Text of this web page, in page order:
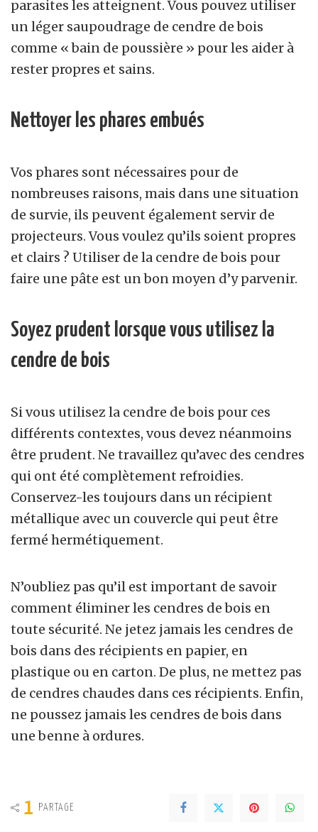
parasites les atteignent. Vous pouvez utiliser
un léger saupoudrage de cendre de bois
comme « bain de poussière » pour les aider à
rester propres et sains.
Nettoyer les phares embués
Vos phares sont nécessaires pour de
nombreuses raisons, mais dans une situation
de survie, ils peuvent également servir de
projecteurs. Vous voulez qu’ils soient propres
et clairs ? Utiliser de la cendre de bois pour
faire une pâte est un bon moyen d’y parvenir.
Soyez prudent lorsque vous utilisez la
cendre de bois
Si vous utilisez la cendre de bois pour ces
différents contextes, vous devez néanmoins
être prudent. Ne travaillez qu’avec des cendres
qui ont été complètement refroidies.
Conservez-les toujours dans un récipient
métallique avec un couvercle qui peut être
fermé hermétiquement.
N’oubliez pas qu’il est important de savoir
comment éliminer les cendres de bois en
toute sécurité. Ne jetez jamais les cendres de
bois dans des récipients en papier, en
plastique ou en carton. De plus, ne mettez pas
de cendres chaudes dans ces récipients. Enfin,
ne poussez jamais les cendres de bois dans
une benne à ordures.
1 PARTAGE